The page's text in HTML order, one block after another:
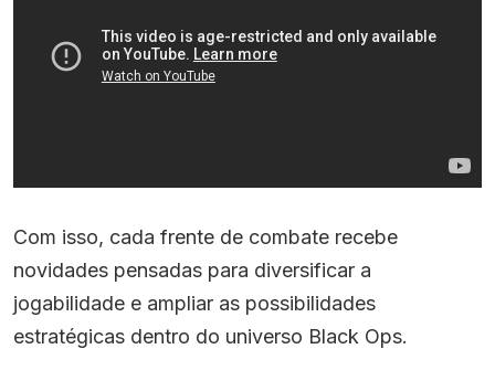
Com isso, cada frente de combate recebe
novidades pensadas para diversificar a
jogabilidade e ampliar as possibilidades
estratégicas dentro do universo Black Ops.